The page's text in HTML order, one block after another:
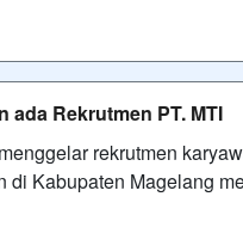
Rekrutmen PT. MTI
rekrutmen
Kabupaten Magelang